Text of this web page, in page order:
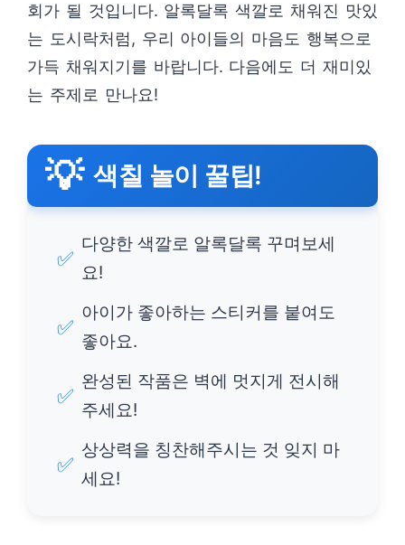
회가 될 것입니다. 알록달록 색깔로 채워진 맛있
는 도시락처럼, 우리 아이들의 마음도 행복으로
가득 채워지기를 바랍니다. 다음에도 더 재미있
는 주제로 만나요!
💡 색칠 놀이 꿀팁!
✅
다양한 색깔로 알록달록 꾸며보세
요!
✅
아이가 좋아하는 스티커를 붙여도
좋아요.
✅
완성된 작품은 벽에 멋지게 전시해
주세요!
✅
상상력을 칭찬해주시는 것 잊지 마
세요!